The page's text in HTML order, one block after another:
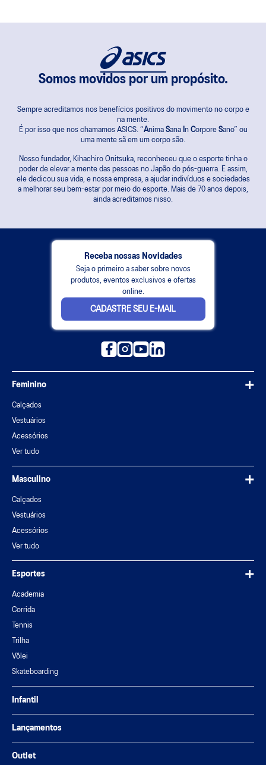
Somos movidos por um propósito.
Sempre acreditamos nos benefícios positivos do movimento no corpo e
na mente.
É por isso que nos chamamos ASICS. “Anima Sana n Corpore Sano” ou
uma mente sã em um corpo são.
Nosso fundador, Kihachiro Onitsuka, reconheceu que o esporte tinha o
poder de elevar a mente das pessoas no Japão do pós-guerra. E assim,
ele dedicou sua vida, e nossa empresa, a ajudar indivíduos e sociedades
a melhorar seu bem-estar por meio do esporte. Mais de 70 anos depois,
ainda acreditamos nisso.
Receba nossas Novidades
Seja o primeiro a saber sobre novos
produtos, eventos exclusivos e ofertas
online.
CADASTRE SEU E-MAIL
Feminino
Calçados
Vestuários
Acessórios
Ver tudo
Masculino
Calçados
Vestuários
Acessórios
Ver tudo
Esportes
Academia
Corrida
Tennis
Trilha
Vôlei
Skateboarding
Infantil
Lançamentos
Outlet